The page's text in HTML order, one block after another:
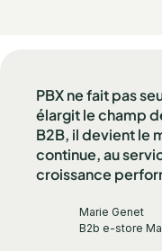
PBX ne fait pas
élargit le champ
B2B, il devient le
continue, au
croissance
Marie Genet
B2b e-store